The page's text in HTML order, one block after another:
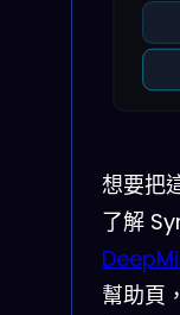
想要把
了解
幫助頁